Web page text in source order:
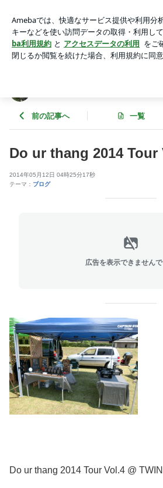
の独り言アプリをダウンロードして ブログの更新通
ょう。
前の記事へ 一覧
Do ur thang 2014 Tour
2014年05月12日 04時25分17秒
テーマ： ブログ
広告を表示できません
Do ur thang 2014 Tour Vol.4 @